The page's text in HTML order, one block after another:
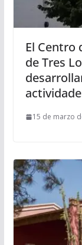
El Centro
de Tres
15 de marzo